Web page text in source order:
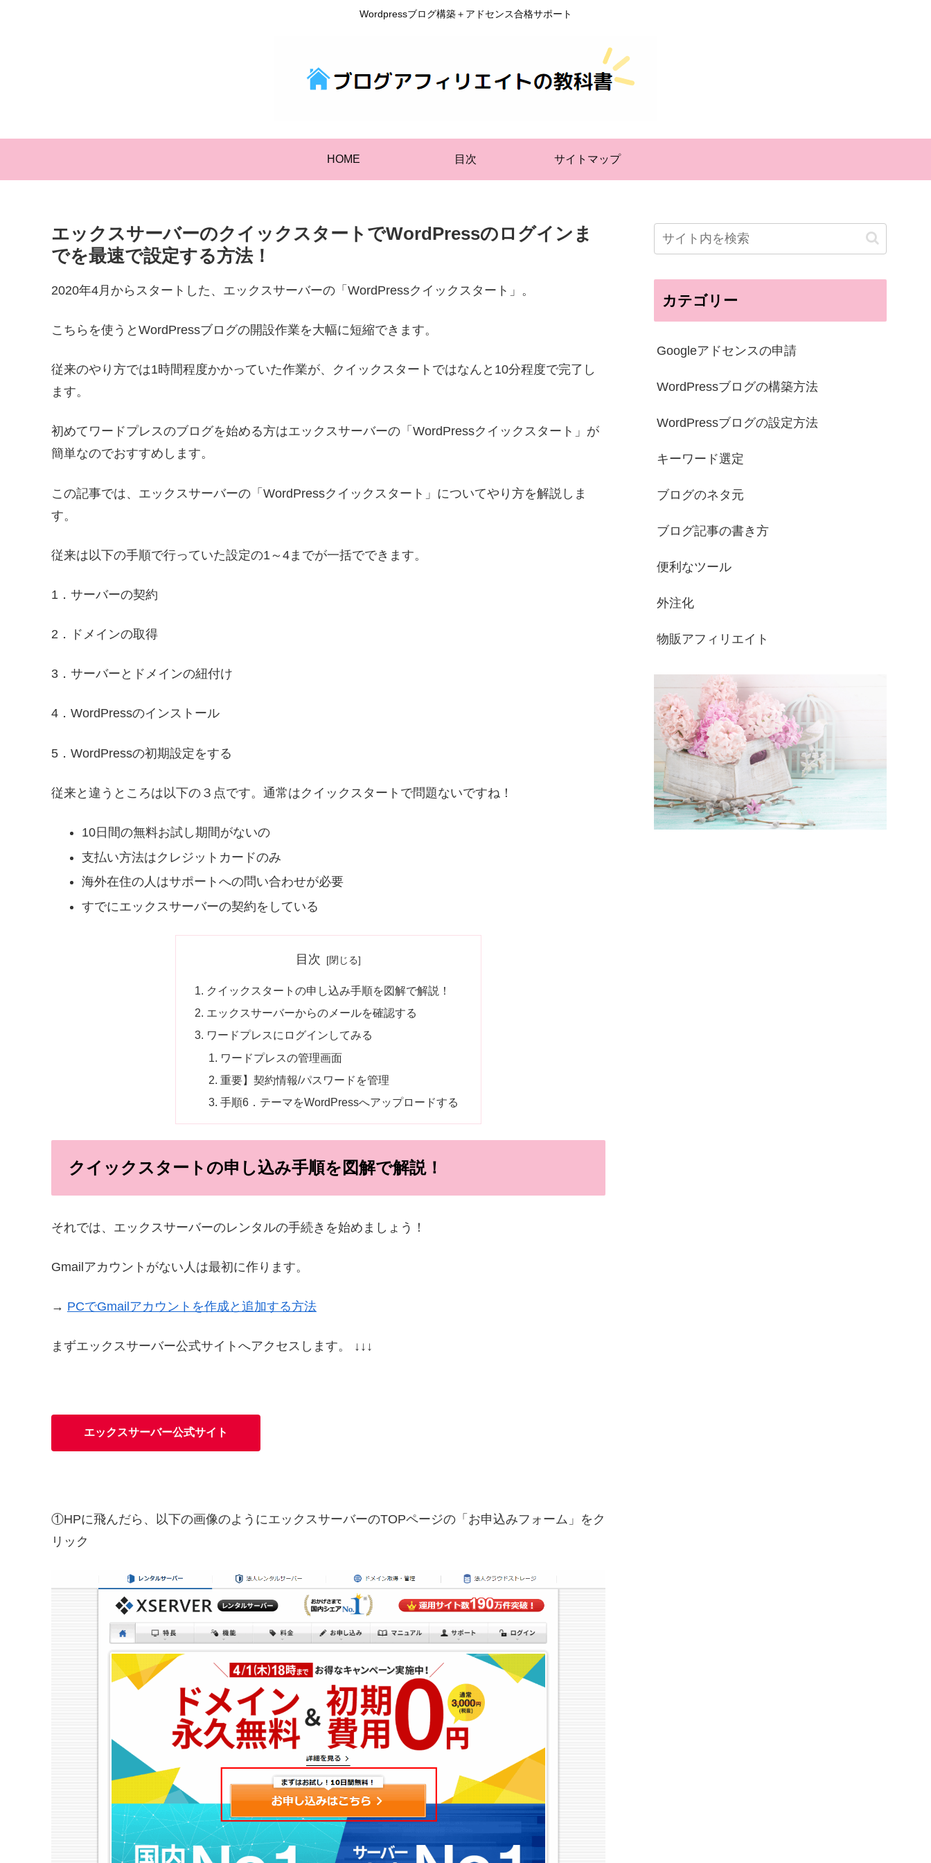
Wordpressブログ構築＋アドセンス合格サポート
HOME 目次 サイトマップ
エックスサーバーのクイックスタートでWordPressのログインま
でを最速で設定する方法！
2020年4月からスタートした、エックスサーバーの「WordPressクイックスタート」。
こちらを使うとWordPressブログの開設作業を大幅に短縮できます。
従来のやり方では1時間程度かかっていた作業が、クイックスタートではなんと10分程度で完了し
ます。
初めてワードプレスのブログを始める方はエックスサーバーの「WordPressクイックスタート」が
簡単なのでおすすめします。
この記事では、エックスサーバーの「WordPressクイックスタート」についてやり方を解説しま
す。
従来は以下の手順で行っていた設定の1～4までが一括でできます。
1．サーバーの契約
2．ドメインの取得
3．サーバーとドメインの紐付け
4．WordPressのインストール
5．WordPressの初期設定をする
従来と違うところは以下の３点です。通常はクイックスタートで問題ないですね！
10日間の無料お試し期間がないの
支払い方法はクレジットカードのみ
海外在住の人はサポートへの問い合わせが必要
すでにエックスサーバーの契約をしている
目次
クイックスタートの申し込み手順を図解で解説！
エックスサーバーからのメールを確認する
ワードプレスにログインしてみる
ワードプレスの管理画面
重要】契約情報/パスワードを管理
手順6．テーマをWordPressへアップロードする
クイックスタートの申し込み手順を図解で解説！
それでは、エックスサーバーのレンタルの手続きを始めましょう！
Gmailアカウントがない人は最初に作ります。
→ PCでGmailアカウントを作成と追加する方法
まずエックスサーバー公式サイトへアクセスします。 ↓↓↓
エックスサーバー公式サイト
①HPに飛んだら、以下の画像のようにエックスサーバーのTOPページの「お申込みフォーム」をク
リック
カテゴリー
Googleアドセンスの申請
WordPressブログの構築方法
WordPressブログの設定方法
キーワード選定
ブログのネタ元
ブログ記事の書き方
便利なツール
外注化
物販アフィリエイト